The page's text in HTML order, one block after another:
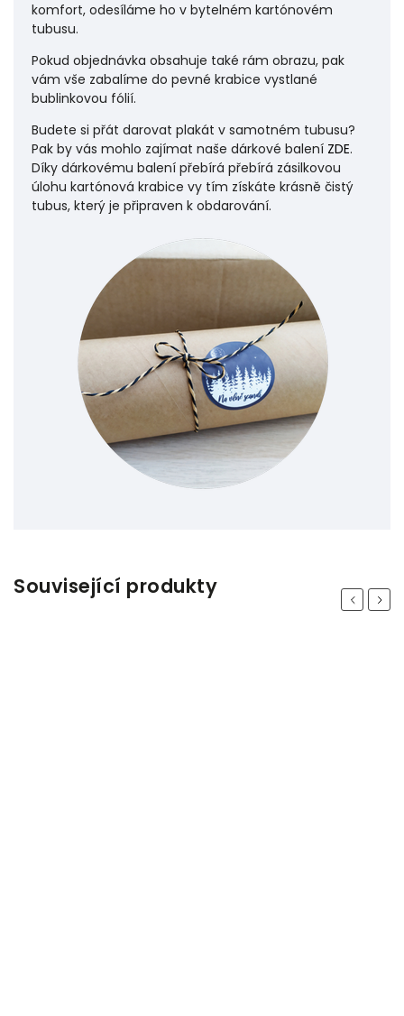
komfort, odesíláme ho v bytelném kartónovém
tubusu.
Pokud objednávka obsahuje také rám obrazu, pak
vám vše zabalíme do pevné krabice vystlané
bublinkovou fólií.
Budete si přát darovat plakát v samotném tubusu?
Pak by vás mohlo zajímat naše dárkové balení ZDE.
Díky dárkovému balení přebírá přebírá zásilkovou
úlohu kartónová krabice vy tím získáte krásně čistý
tubus, který je připraven k obdarování.
Související produkty Previous
Next